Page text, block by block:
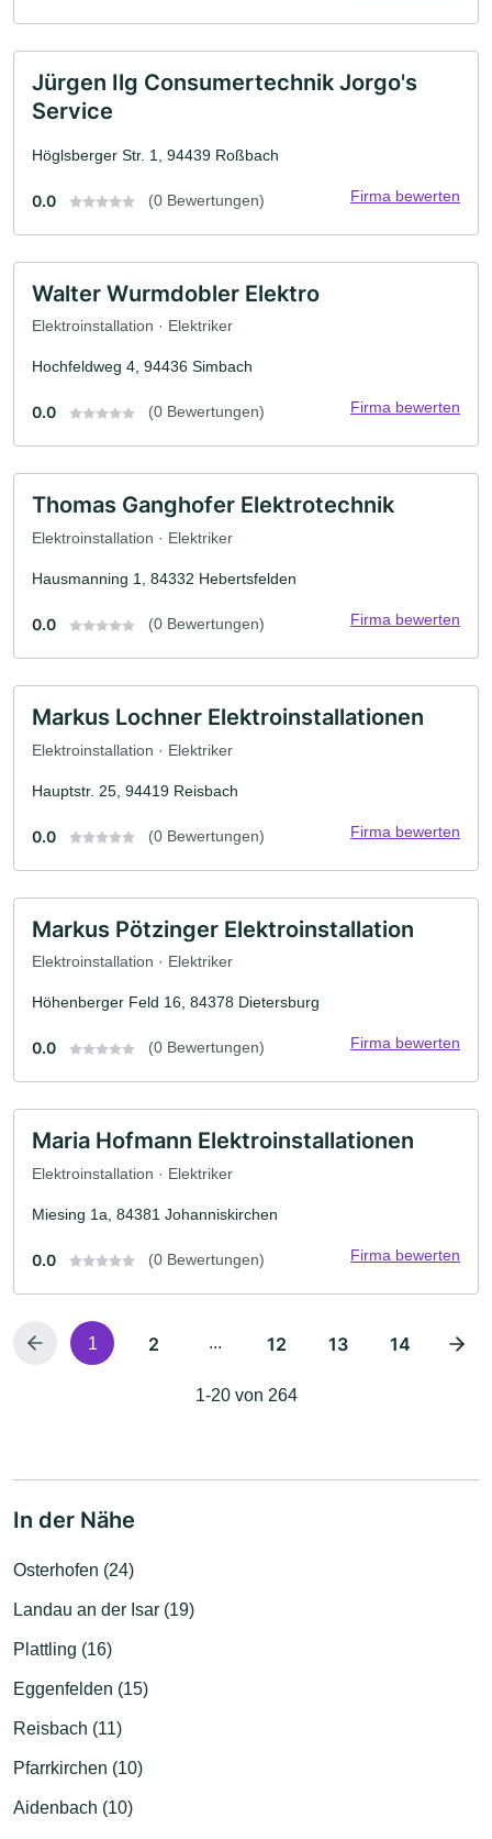
Jürgen Ilg Consumertechnik Jorgo's
Service
Höglsberger Str. 1, 94439 Roßbach
0.0 (0 Bewertungen) Firma bewerten
Walter Wurmdobler Elektro
Elektroinstallation · Elektriker
Hochfeldweg 4, 94436 Simbach
0.0 (0 Bewertungen) Firma bewerten
Thomas Ganghofer Elektrotechnik
Elektroinstallation · Elektriker
Hausmanning 1, 84332 Hebertsfelden
0.0 (0 Bewertungen) Firma bewerten
Markus Lochner Elektroinstallationen
Elektroinstallation · Elektriker
Hauptstr. 25, 94419 Reisbach
0.0 (0 Bewertungen) Firma bewerten
Markus Pötzinger Elektroinstallation
Elektroinstallation · Elektriker
Höhenberger Feld 16, 84378 Dietersburg
0.0 (0 Bewertungen) Firma bewerten
Maria Hofmann Elektroinstallationen
Elektroinstallation · Elektriker
Miesing 1a, 84381 Johanniskirchen
0.0 (0 Bewertungen) Firma bewerten
1 2 ... 12 13 14
1-20 von 264
In der Nähe
Osterhofen (24)
Landau an der Isar (19)
Plattling (16)
Eggenfelden (15)
Reisbach (11)
Pfarrkirchen (10)
Aidenbach (10)